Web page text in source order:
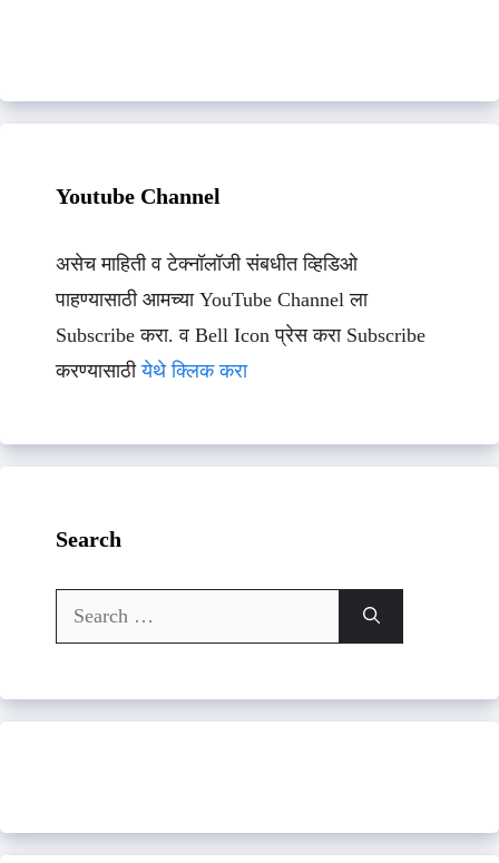
Youtube Channel
असेच माहिती व टेक्नॉलॉजी संबधीत व्हिडिओ
पाहण्यासाठी आमच्या YouTube Channel ला
Subscribe करा. व Bell Icon प्रेस करा Subscribe
करण्यासाठीयेथे क्लिक करा
Search
Search
for: